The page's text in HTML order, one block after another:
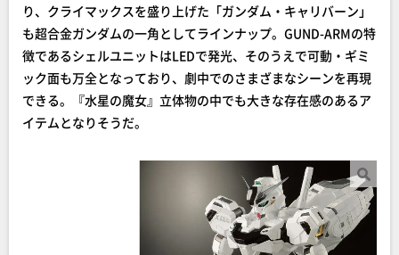
り、クライマックスを盛り上げた「ガンダム・キャリバーン」
も超合金ガンダムの一角としてラインナップ。GUND-ARMの特
徴であるシェルユニットはLEDで発光、そのうえで可動・ギミ
ック面も万全となっており、劇中でのさまざまなシーンを再現
できる。『水星の魔女』立体物の中でも大きな存在感のあるア
イテムとなりそうだ。